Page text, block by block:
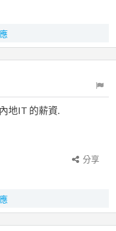
地IT 的薪資.
分享